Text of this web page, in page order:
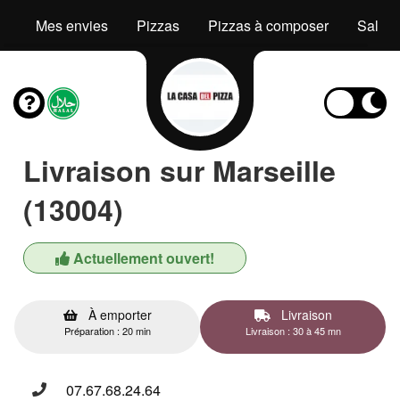
Mes envies Pizzas Pizzas à composer
Livraison sur Marseille
(13004)
Actuellement ouvert!
À emporter
Préparation : 20 min
Livraison
Livraison : 30 à 45 mn
07.67.68.24.64